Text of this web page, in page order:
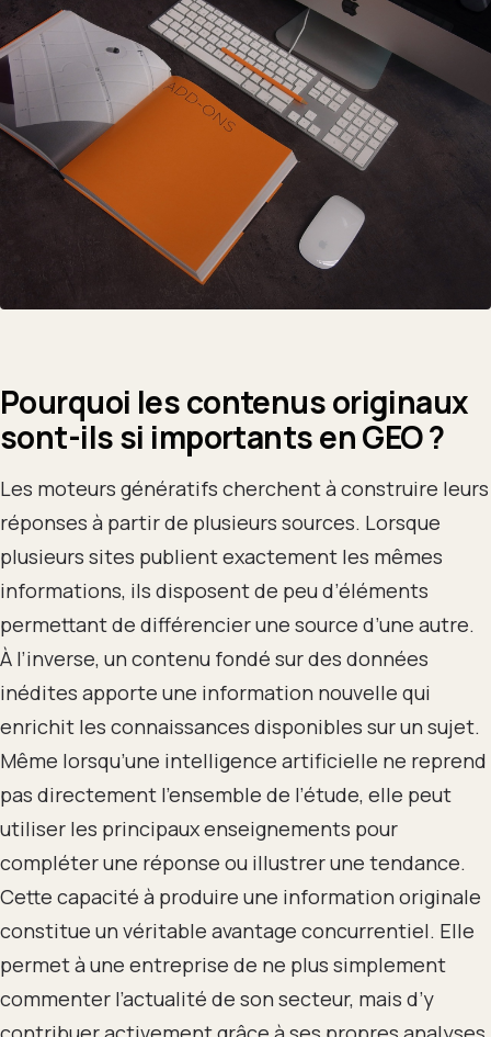
Pourquoi les contenus originaux
sont-ils si importants en GEO ?
Les moteurs génératifs cherchent à construire leurs
réponses à partir de plusieurs sources. Lorsque
plusieurs sites publient exactement les mêmes
informations, ils disposent de peu d’éléments
permettant de différencier une source d’une autre.
À l’inverse, un contenu fondé sur des données
inédites apporte une information nouvelle qui
enrichit les connaissances disponibles sur un sujet.
Même lorsqu’une intelligence artificielle ne reprend
pas directement l’ensemble de l’étude, elle peut
utiliser les principaux enseignements pour
compléter une réponse ou illustrer une tendance.
Cette capacité à produire une information originale
constitue un véritable avantage concurrentiel. Elle
permet à une entreprise de ne plus simplement
commenter l’actualité de son secteur, mais d’y